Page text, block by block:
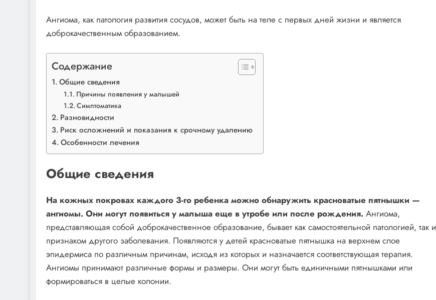
Ангиома, как патология развития сосудов, может быть на теле с первых дней жизни и является
доброкачественным образованием.
Содержание
Общие сведения
Причины появления у малышей
Симптоматика
Разновидности
Риск осложнений и показания к срочному удалению
Особенности лечения
Общие сведения
На кожных покровах каждого 3-го ребенка можно обнаружить красноватые пятнышки —
ангиомы. Они могут появиться у малыша еще в утробе или после рождения. Ангиома,
представляющая собой доброкачественное образование, бывает как самостоятельной патологией, так и
признаком другого заболевания. Появляются у детей красноватые пятнышка на верхнем слое
эпидермиса по различным причинам, исходя из которых и назначается соответствующая терапия.
Ангиомы принимают различные формы и размеры. Они могут быть единичными пятнышками или
формироваться в целые колонии.